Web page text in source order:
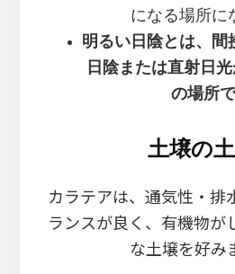
になる場所に
明るい日陰とは、間
日陰または直射日
の場所で
土壌の
カラテアは、通気性・排
ランスが良く、有機物が
な土壌を好み